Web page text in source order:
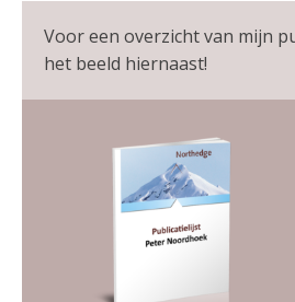
Voor een overzicht van mijn
het beeld hiernaast!